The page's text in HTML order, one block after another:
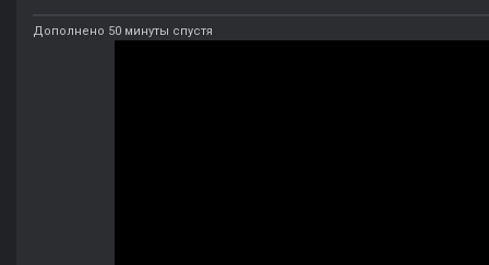
Дополнено 50 минуты спустя